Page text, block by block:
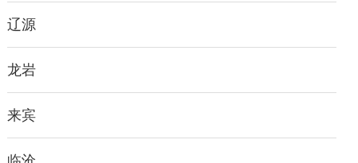
辽源
龙岩
来宾